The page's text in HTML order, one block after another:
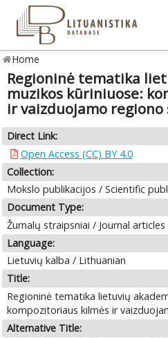
Home
Regioninė tematika
muzikos kūriniuose:
ir vaizduojamo regiono
Direct Link:
Open Access (CC) BY 4.0
Collection:
Mokslo publikacijos / Scientific
Document Type:
Žurnalų straipsniai / Journal articles
Language:
Lietuvių kalba / Lithuanian
Title:
Regioninė tematika lietuvių
kompozitoriaus kilmės ir
Alternative Title: